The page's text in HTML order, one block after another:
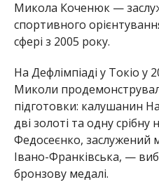
Микола Коченюк —
спортивного
сфері з 2005 року.
На Дефлімпіаді у Токіо у
Миколи
підготовки: калушанин
дві золоті та одну
Федосеєнко, заслужений
Івано-Франківська, —
бронзову медалі.